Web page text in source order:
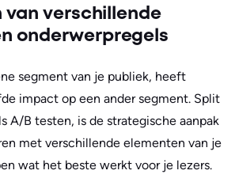
verschillende
onderwerpregels
segment van je publiek, heeft
impact op een ander segment. Split
A/B testen, is de strategische aanpak
met verschillende elementen van je
wat het beste werkt voor je lezers.